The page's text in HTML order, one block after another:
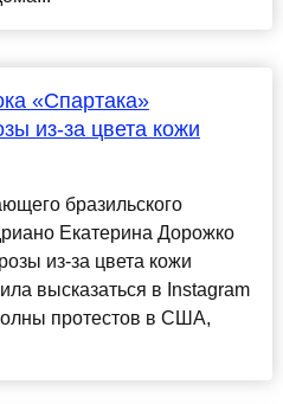
«Спартака»
из-за цвета кожи
бразильского
Екатерина Дорожко
из-за цвета кожи
высказаться в Instagram
протестов в США,